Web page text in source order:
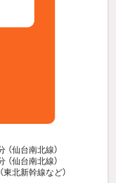
（仙台南北線）
（仙台南北線）
東北新幹線など）